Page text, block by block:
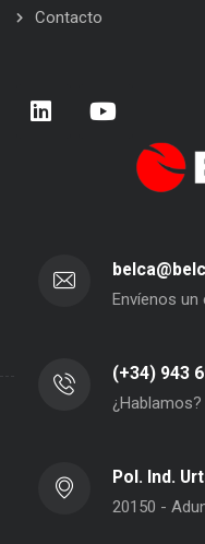
Contacto
Envíenos un
(+34) 943
¿Hablamos?
Pol. Ind.
20150 -